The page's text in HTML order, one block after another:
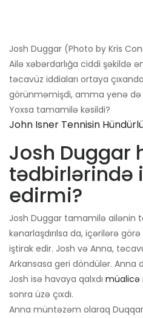
Josh Duggar (Photo by Kris
Ailə xəbərdarlığa ciddi şəkildə
təcavüz iddiaları ortaya
görünməmişdi, amma yenə də
Yoxsa tamamilə kəsildi?
John Isner Tennisin
Josh Duggar
tədbirlərində
edirmi?
Josh Duggar tamamilə ailənin
kənarlaşdırılsa da, içərilərə
iştirak edir. Josh və Anna,
Arkansasa geri döndülər. Anna
Josh isə havaya qalxdı müalicə
sonra üzə çıxdı.
Anna müntəzəm olaraq